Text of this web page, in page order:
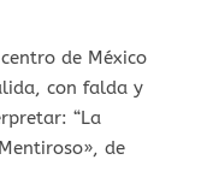
de México
con falda y
“La
de